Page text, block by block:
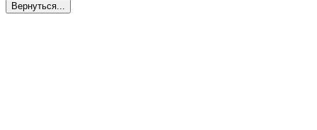
Вернуться...